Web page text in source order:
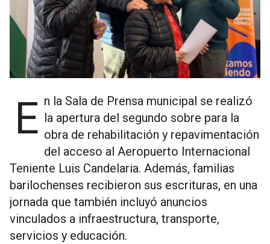
En la Sala de Prensa municipal se realizó la apertura del segundo sobre para la
obra de rehabilitación y repavimentación
del acceso al Aeropuerto Internacional
Teniente Luis Candelaria. Además, familias
barilochenses recibieron sus escrituras, en una
jornada que también incluyó anuncios
vinculados a infraestructura, transporte,
servicios y educación.